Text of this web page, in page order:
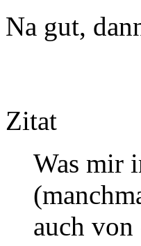
Na gut,
Zitat
Was mir
auch von